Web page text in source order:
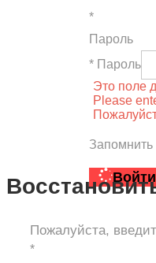
*
Пароль
* Пароль
Это поле
Please
Войти
Пожалуйста,
*